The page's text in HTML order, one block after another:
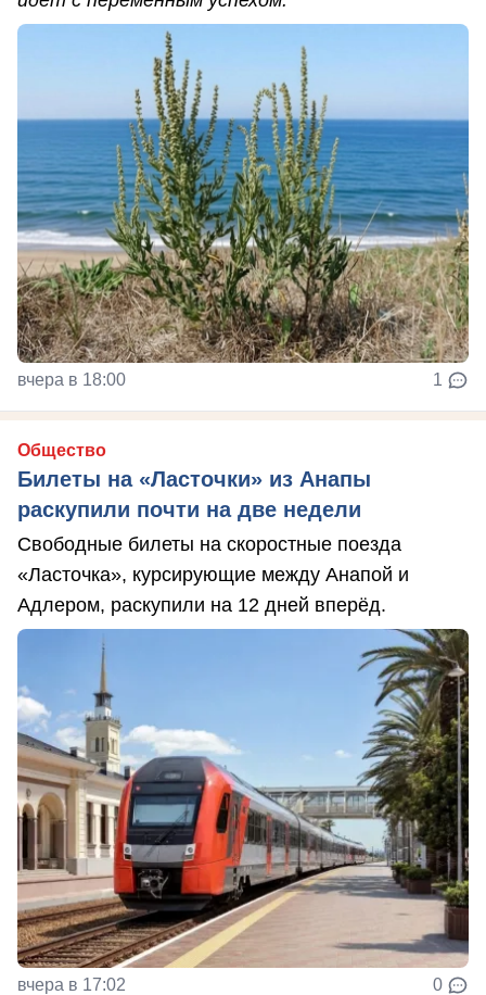
вчера в 18:00 1
Общество
Билеты на «Ласточки» из Анапы
раскупили почти на две недели
Свободные билеты на скоростные поезда
«Ласточка», курсирующие между Анапой и
Адлером, раскупили на 12 дней вперёд.
вчера в 17:02 0